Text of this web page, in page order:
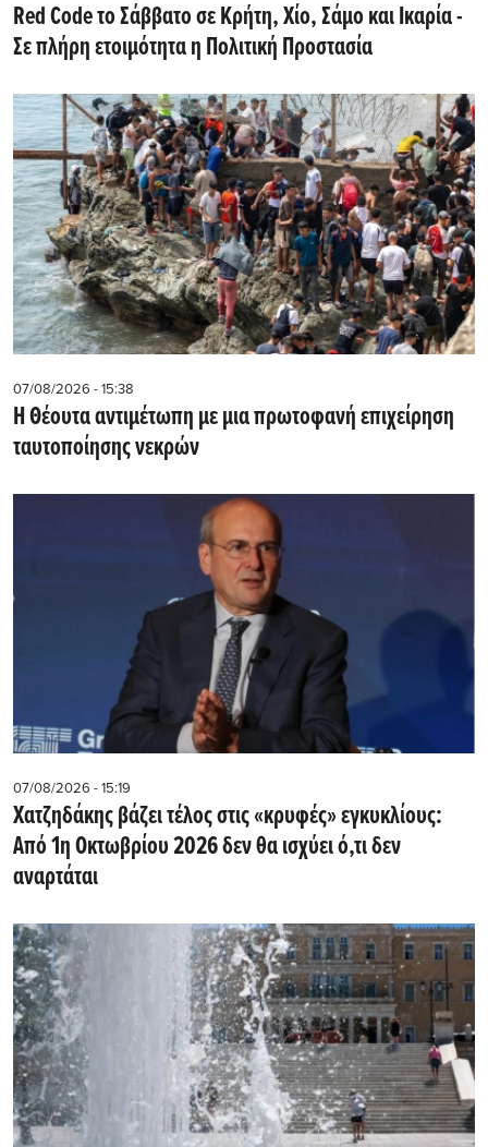
Red Code το Σάββατο σε Κρήτη, Χίο, Σάμο και Ικαρία -
Σε πλήρη ετοιμότητα η Πολιτική Προστασία
07/08/2026 - 15:38
Η Θέουτα αντιμέτωπη με μια πρωτοφανή επιχείρηση
ταυτοποίησης νεκρών
07/08/2026 - 15:19
Χατζηδάκης βάζει τέλος στις «κρυφές» εγκυκλίους:
Από 1η Οκτωβρίου 2026 δεν θα ισχύει ό,τι δεν
αναρτάται